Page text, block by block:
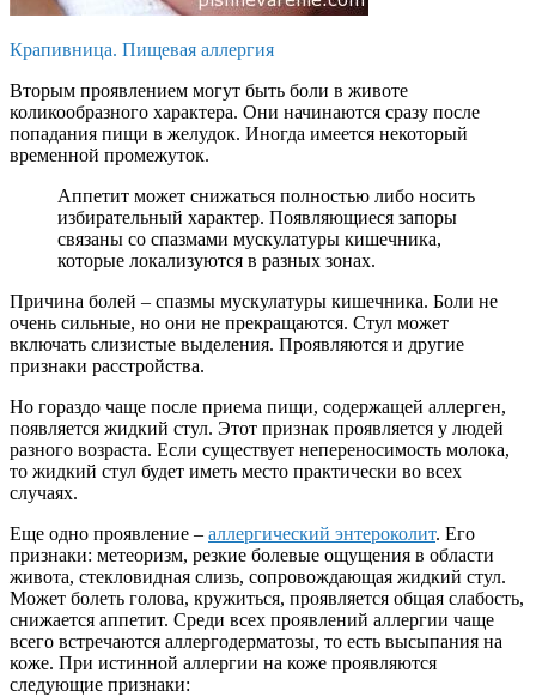
Крапивница. Пищевая аллергия
Вторым проявлением могут быть боли в животе
коликообразного характера. Они начинаются сразу после
попадания пищи в желудок. Иногда имеется некоторый
временной промежуток.
Аппетит может снижаться полностью либо носить
избирательный характер. Появляющиеся запоры
связаны со спазмами мускулатуры кишечника,
которые локализуются в разных зонах.
Причина болей – спазмы мускулатуры кишечника. Боли не
очень сильные, но они не прекращаются. Стул может
включать слизистые выделения. Проявляются и другие
признаки расстройства.
Но гораздо чаще после приема пищи, содержащей аллерген,
появляется жидкий стул. Этот признак проявляется у людей
разного возраста. Если существует непереносимость молока,
то жидкий стул будет иметь место практически во всех
случаях.
Еще одно проявление – аллергический энтероколит. Его
признаки: метеоризм, резкие болевые ощущения в области
живота, стекловидная слизь, сопровождающая жидкий стул.
Может болеть голова, кружиться, проявляется общая слабость,
снижается аппетит. Среди всех проявлений аллергии чаще
всего встречаются аллергодерматозы, то есть высыпания на
коже. При истинной аллергии на коже проявляются
следующие признаки: